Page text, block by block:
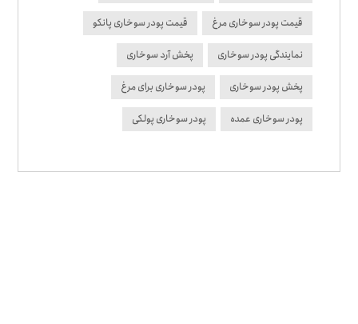
قیمت پودر سوخاری مرغ قیمت پودر سوخاری پانکو
نمایندگی پودر سوخاری پخش آرد سوخاری
پخش پودر سوخاری پودر سوخاری برای مرغ
پودر سوخاری عمده پودر سوخاری پولکی